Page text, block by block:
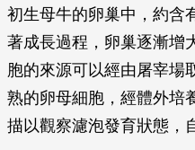
初生母牛的卵巢中，約含
著成長過程，卵巢逐漸增
胞的來源可以經由屠宰場
熟的卵母細胞，經體外培
描以觀察濾泡發育狀態，